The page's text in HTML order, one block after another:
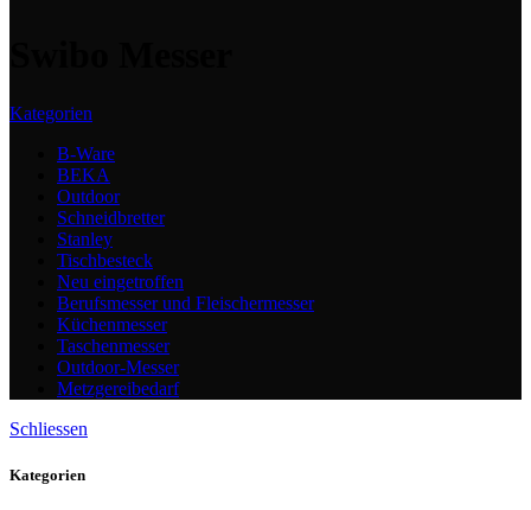
Kategorien
B-Ware
BEKA
Outdoor
Schneidbretter
Stanley
Tischbesteck
Neu eingetroffen
Berufsmesser und Fleischermesser
Küchenmesser
Taschenmesser
Outdoor-Messer
Metzgereibedarf
Schliessen
Kategorien